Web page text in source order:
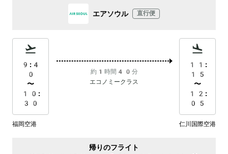
エアソウル 直行便
9:4
0
〜
10:
30
約1時間40分
エコノミークラス
11:
15
〜
12:
05
福岡空港 仁川国際空港
帰りのフライト